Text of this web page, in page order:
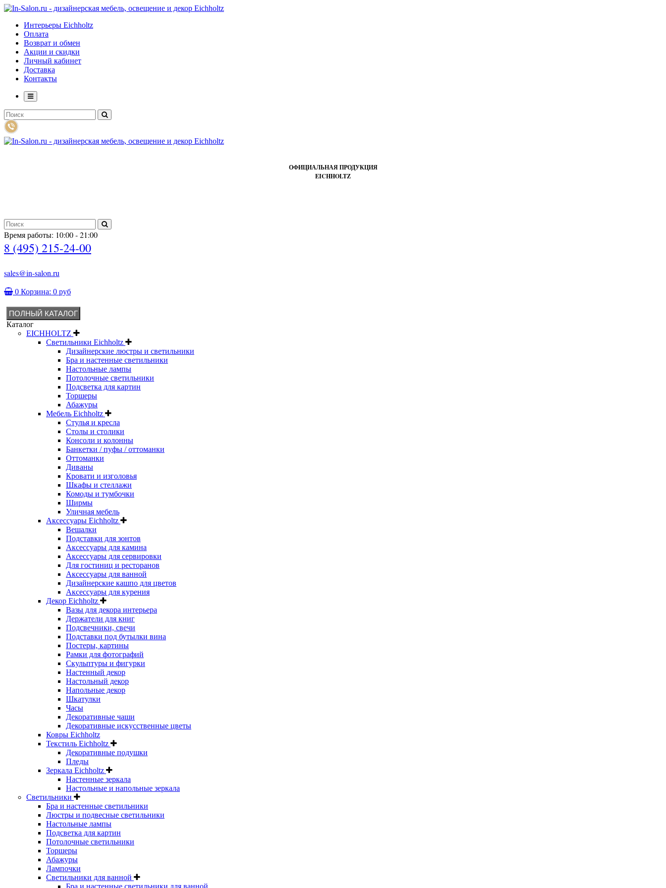
Интерьеры Eichholtz
Оплата
Возврат и обмен
Акции и скидки
Личный кабинет
Доставка
Контакты
ОФИЦИАЛЬНАЯ ПРОДУКЦИЯ
EICHHOLTZ
Время работы: 10:00 - 21:00
8 (495) 215-24-00
sales@in-salon.ru
0 Корзина: 0 руб
ПОЛНЫЙ КАТАЛОГ
Каталог
EICHHOLTZ
Светильники Eichholtz
Дизайнерские люстры и светильники
Бра и настенные светильники
Настольные лампы
Потолочные светильники
Подсветка для картин
Торшеры
Абажуры
Мебель Eichholtz
Стулья и кресла
Столы и столики
Консоли и колонны
Банкетки / пуфы / оттоманки
Оттоманки
Диваны
Кровати и изголовья
Шкафы и стеллажи
Комоды и тумбочки
Ширмы
Уличная мебель
Аксессуары Eichholtz
Вешалки
Подставки для зонтов
Аксессуары для камина
Аксессуары для сервировки
Для гостиниц и ресторанов
Аксессуары для ванной
Дизайнерские кашпо для цветов
Аксессуары для курения
Декор Eichholtz
Вазы для декора интерьера
Держатели для книг
Подсвечники, свечи
Подставки под бутылки вина
Постеры, картины
Рамки для фотографий
Скульптуры и фигурки
Настенный декор
Настольный декор
Напольные декор
Шкатулки
Часы
Декоративные чаши
Декоративные искусственные цветы
Ковры Eichholtz
Текстиль Eichholtz
Декоративные подушки
Пледы
Зеркала Eichholtz
Настенные зеркала
Настольные и напольные зеркала
Светильники
Бра и настенные светильники
Люстры и подвесные светильники
Настольные лампы
Подсветка для картин
Потолочные светильники
Торшеры
Абажуры
Лампочки
Светильники для ванной
Бра и настенные светильники для ванной